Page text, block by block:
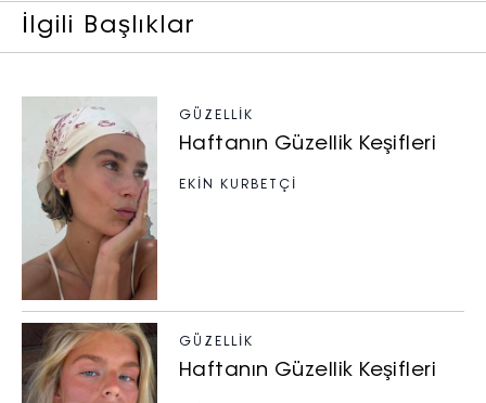
İlgili Başlıklar
GÜZELLIK
Haftanın Güzellik Keşifleri
EKİN KURBETÇİ
GÜZELLIK
Haftanın Güzellik Keşifleri